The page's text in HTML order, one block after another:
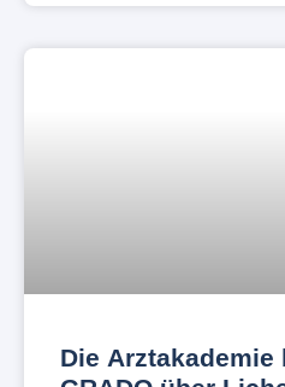
Die Arztakademie